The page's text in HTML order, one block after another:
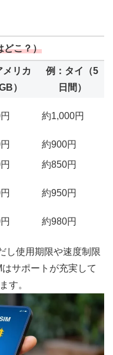
どこ？）
メリカ
）
例：タイ（5
日間）
約1,000円
約900円
約850円
約950円
約980円
し使用期限や速度制限
サポートが充実して
す。